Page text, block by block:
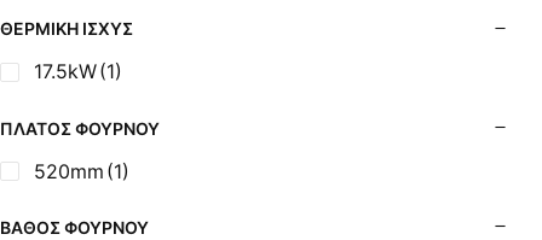
Σούβλες - Εργαλεία Ψησίματος BBQ
Σωλήνες (Μπουριά), Εξαρτήματα Σόμπας
Τζάκια - Εστίες
Ψησταριές
ΘΕΡΜΙΚΉ ΙΣΧΎΣ
17.5kW(1)
ΠΛΆΤΟΣ ΦΟΎΡΝΟΥ
520mm (1)
ΒΆΘΟΣ ΦΟΎΡΝΟΥ